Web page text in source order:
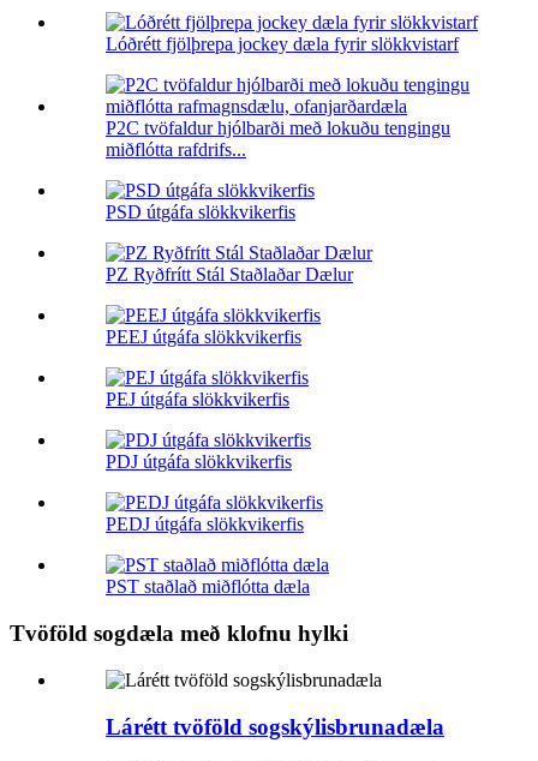
Lóðrétt fjölþrepa jockey dæla fyrir slökkvistarf
P2C tvöfaldur hjólbarði með lokuðu tengingu
miðflótta rafdrifs...
PSD útgáfa slökkvikerfis
PZ Ryðfrítt Stál Staðlaðar Dælur
PEEJ útgáfa slökkvikerfis
PEJ útgáfa slökkvikerfis
PDJ útgáfa slökkvikerfis
PEDJ útgáfa slökkvikerfis
PST staðlað miðflótta dæla
Tvöföld sogdæla með klofnu hylki
Lárétt tvöföld sogskýlisbrunadæla